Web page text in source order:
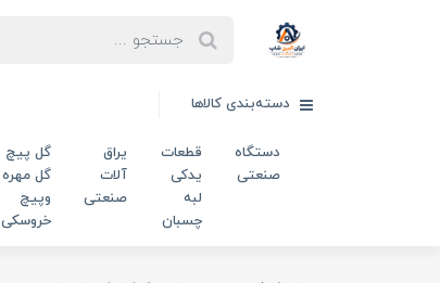
دسته‌بندی کالاها
دستگاه
صنعتی
قطعات
یدکی
لبه
چسبان
یراق
آلات
صنعتی
گل پیچ
گل مهره
وپیچ
خروسکی